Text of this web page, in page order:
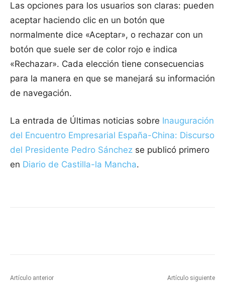
Las opciones para los usuarios son claras: pueden
aceptar haciendo clic en un botón que
normalmente dice «Aceptar», o rechazar con un
botón que suele ser de color rojo e indica
«Rechazar». Cada elección tiene consecuencias
para la manera en que se manejará su información
de navegación.
La entrada de Últimas noticias sobre Inauguración
del Encuentro Empresarial España-China: Discurso
del Presidente Pedro Sánchez se publicó primero
en Diario de Castilla-la Mancha.
Artículo anterior Artículo siguiente